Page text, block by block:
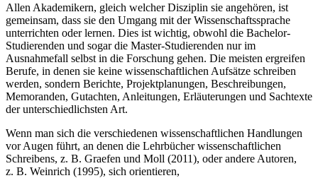
Allen Akademikern, gleich welcher Disziplin sie angehören, ist
gemeinsam, dass sie den Umgang mit der Wissenschaftssprache
unterrichten oder lernen. Dies ist wichtig, obwohl die Bachelor-
Studierenden und sogar die Master-Studierenden nur im
Ausnahmefall selbst in die Forschung gehen. Die meisten ergreifen
Berufe, in denen sie keine wissenschaftlichen Aufsätze schreiben
werden, sondern Berichte, Projektplanungen, Beschreibungen,
Memoranden, Gutachten, Anleitungen, Erläuterungen und Sachtexte
der unterschiedlichsten Art.
Wenn man sich die verschiedenen wissenschaftlichen Handlungen
vor Augen führt, an denen die Lehrbücher wissenschaftlichen
Schreibens, z. B. Graefen und Moll (2011), oder andere Autoren,
z. B. Weinrich (1995), sich orientieren,